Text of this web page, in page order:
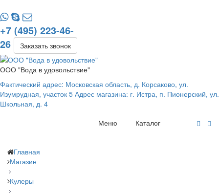
+7 (495) 223-46-
26
Заказать звонок
ООО "Вода в удовольствие"
Фактический адрес: Московская область, д. Корсаково, ул.
Изумрудная, участок 5 Адрес магазина: г. Истра, п. Пионерский, ул.
Школьная, д. 4
Каталог
Меню
Главная
Магазин
Кулеры